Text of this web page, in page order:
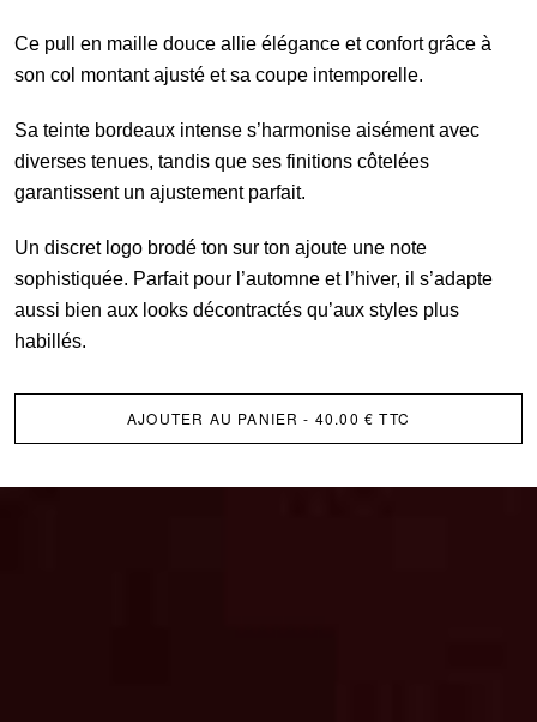
Cheminé
Ce pull en maille douce allie élégance et confort grâce à
son col montant ajusté et sa coupe intemporelle.
Sa teinte bordeaux intense s’harmonise aisément avec
diverses tenues, tandis que ses finitions côtelées
garantissent un ajustement parfait.
Un discret logo brodé ton sur ton ajoute une note
sophistiquée. Parfait pour l’automne et l’hiver, il s’adapte
aussi bien aux looks décontractés qu’aux styles plus
habillés.
AJOUTER AU PANIER - 40.00 € TTC